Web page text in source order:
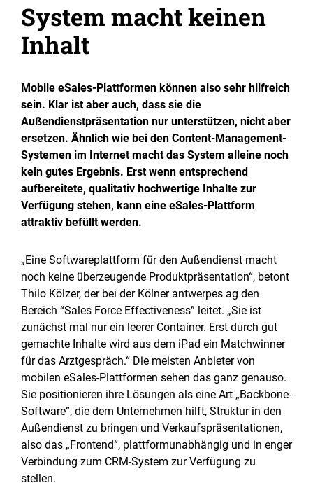
System macht keinen
Inhalt
Mobile eSales-Plattformen können also sehr hilfreich
sein. Klar ist aber auch, dass sie die
Außendienstpräsentation nur unterstützen, nicht aber
ersetzen. Ähnlich wie bei den Content-Management-
Systemen im Internet macht das System alleine noch
kein gutes Ergebnis. Erst wenn entsprechend
aufbereitete, qualitativ hochwertige Inhalte zur
Verfügung stehen, kann eine eSales-Plattform
attraktiv befüllt werden.
„Eine Softwareplattform für den Außendienst macht
noch keine überzeugende Produktpräsentation“, betont
Thilo Kölzer, der bei der Kölner antwerpes ag den
Bereich “Sales Force Effectiveness” leitet. „Sie ist
zunächst mal nur ein leerer Container. Erst durch gut
gemachte Inhalte wird aus dem iPad ein Matchwinner
für das Arztgespräch.“ Die meisten Anbieter von
mobilen eSales-Plattformen sehen das ganz genauso.
Sie positionieren ihre Lösungen als eine Art „Backbone-
Software“, die dem Unternehmen hilft, Struktur in den
Außendienst zu bringen und Verkaufspräsentationen,
also das „Frontend“, plattformunabhängig und in enger
Verbindung zum CRM-System zur Verfügung zu
stellen.